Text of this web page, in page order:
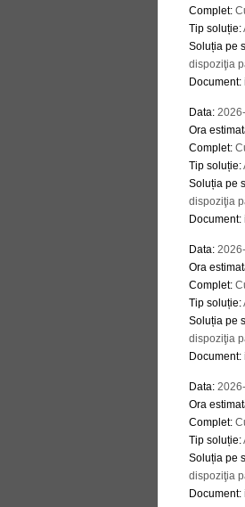
Complet:
Tip soluție:
Soluția pe
dispoziţia
Document:
Data:
Ora
Complet:
Tip soluție:
Soluția pe
dispoziţia
Document:
Data:
Ora
Complet:
Tip soluție:
Soluția pe
dispoziţia
Document:
Data:
Ora
Complet:
Tip soluție:
Soluția pe
dispoziţia
Document: